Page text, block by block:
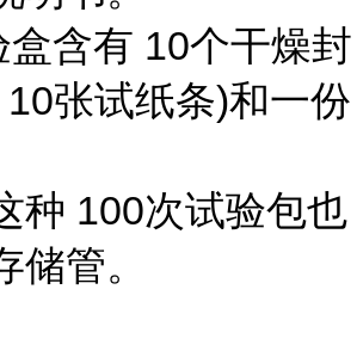
盒含有 10个干燥封
张试纸条)和一份
种 100次试验包也
储管。